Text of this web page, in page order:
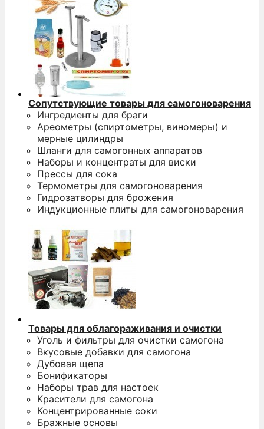
Сопутствующие товары для самогоноварения
Ингредиенты для браги
Ареометры (спиртометры, виномеры) и
мерные цилиндры
Шланги для самогонных аппаратов
Наборы и концентраты для виски
Прессы для сока
Термометры для самогоноварения
Гидрозатворы для брожения
Индукционные плиты для самогоноварения
Товары для облагораживания и очистки
Уголь и фильтры для очистки самогона
Вкусовые добавки для самогона
Дубовая щепа
Бонификаторы
Наборы трав для настоек
Красители для самогона
Концентрированные соки
Бражные основы